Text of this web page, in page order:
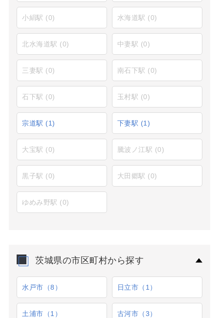
小絹駅 (0) 水海道駅 (0)
北水海道駅 (0) 中妻駅 (0)
三妻駅 (0) 南石下駅 (0)
石下駅 (0) 玉村駅 (0)
宗道駅 (1) 下妻駅 (1)
大宝駅 (0) 騰波ノ江駅 (0)
黒子駅 (0) 大田郷駅 (0)
ゆめみ野駅 (0)
茨城県の市区町村から探す
水戸市（8） 日立市（1）
土浦市（1） 古河市（3）